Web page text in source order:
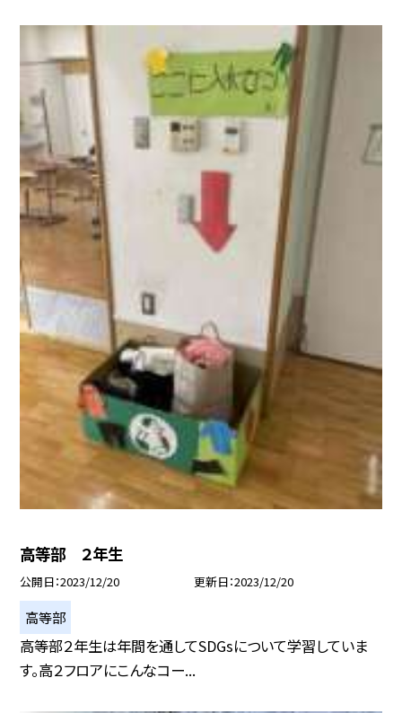
高等部 ２年生
公開日 2023/12/20 更新日 2023/12/20
高等部
高等部２年生は年間を通してSDGsについて学習していま
す。高２フロアにこんなコー...